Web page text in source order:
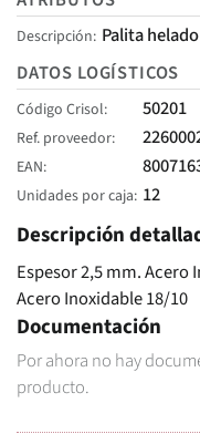
Descripción Palita
DATOS LOGÍSTICOS
Código Crisol 50201
Ref. proveedor
EAN
Unidades por caja 12
Descripción
Espesor 2,5 mm. Acero
Acero Inoxidable 18/10
Documentación
Por ahora no hay
producto.